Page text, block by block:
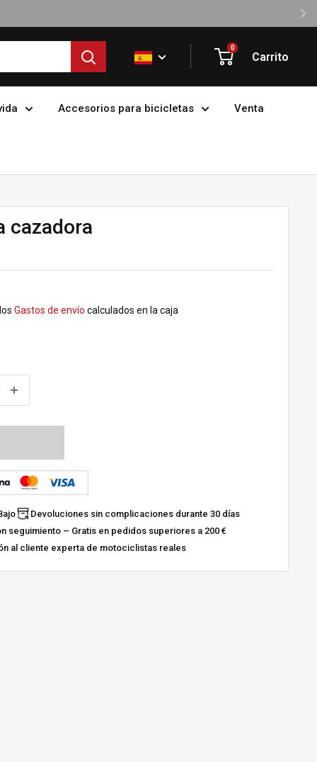
0
Carrito
Accesorios para bicicletas Venta
cazadora
Gastos de envío calculados en la caja
Devoluciones sin complicaciones durante 30 días
seguimiento – Gratis en pedidos superiores a 200 €
al cliente experta de motociclistas reales